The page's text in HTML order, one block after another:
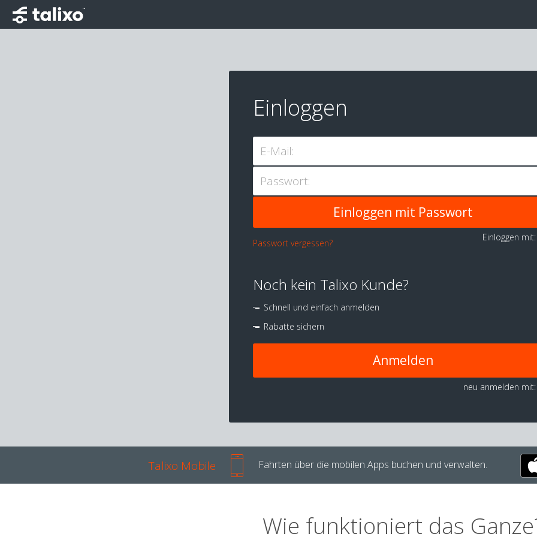
Einloggen
E-Mail:
Passwort:
Passwort vergessen?
Einloggen
Noch kein Talixo Kunde?
Schnell und einfach anmelden
Rabatte sichern
Anmelden
neu anmelden mit:
Talixo Mobile Fahrten über die mobilen Apps buchen und verwalten.
Wie funktioniert das